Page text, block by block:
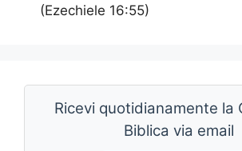
(Ezechiele 16:55)
Ricevi quotidianamente la
Biblica via email